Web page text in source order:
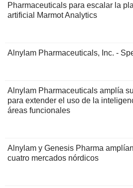
Pharmaceuticals para escalar la
artificial Marmot Analytics
Alnylam Pharmaceuticals, Inc. -
Alnylam Pharmaceuticals amplía
para extender el uso de la
áreas funcionales
Alnylam y Genesis Pharma
cuatro mercados nórdicos